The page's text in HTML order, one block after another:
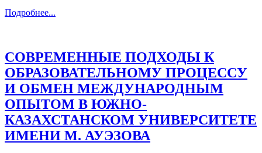
Previous slide Next slide
Подробнее...
СОВРЕМЕННЫЕ ПОДХОДЫ К
ОБРАЗОВАТЕЛЬНОМУ ПРОЦЕССУ
И ОБМЕН МЕЖДУНАРОДНЫМ
ОПЫТОМ В ЮЖНО-
КАЗАХСТАНСКОМ УНИВЕРСИТЕТЕ
ИМЕНИ М. АУЭЗОВА